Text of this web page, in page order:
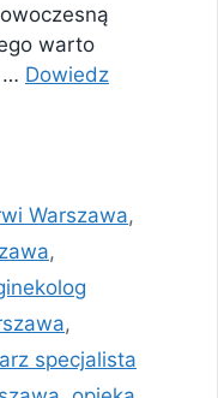
warto
… Dowiedz
Warszawa,
,
,
specjalista